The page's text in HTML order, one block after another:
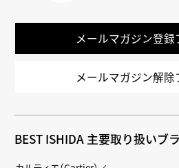
メールマガジン登録
メールマガジン解除
BEST ISHIDA 主要取り扱いブ